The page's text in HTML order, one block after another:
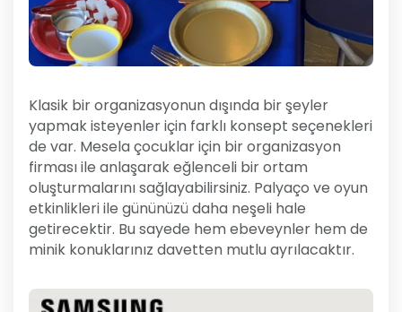
Klasik bir organizasyonun dışında bir şeyler
yapmak isteyenler için farklı konsept seçenekleri
de var. Mesela çocuklar için bir organizasyon
firması ile anlaşarak eğlenceli bir ortam
oluşturmalarını sağlayabilirsiniz. Palyaço ve oyun
etkinlikleri ile gününüzü daha neşeli hale
getirecektir. Bu sayede hem ebeveynler hem de
minik konuklarınız davetten mutlu ayrılacaktır.